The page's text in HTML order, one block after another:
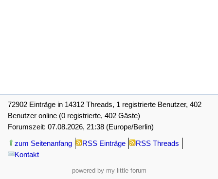
72902 Einträge in 14312 Threads, 1 registrierte Benutzer, 402
Benutzer online (0 registrierte, 402 Gäste)
Forumszeit: 07.08.2026, 21:38 (Europe/Berlin)
zum Seitenanfang RSS Einträge
RSS Threads
Kontakt
powered by my little forum